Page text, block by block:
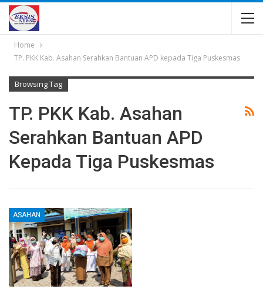
Home
TP. PKK Kab. Asahan Serahkan Bantuan APD kepada Tiga Puskesmas
Browsing Tag
TP. PKK Kab. Asahan
Serahkan Bantuan APD
Kepada Tiga Puskesmas
ASAHAN